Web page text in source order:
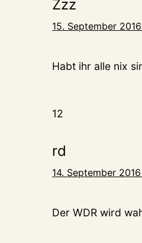
Zzz
15. September
Habt ihr alle nix
12
rd
14. September
Der WDR wird